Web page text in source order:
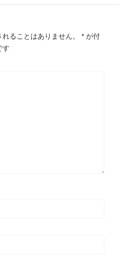
ることはありません。 * が付
す